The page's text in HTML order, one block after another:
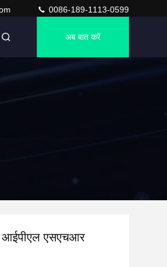
0086-189-1113-0599
अब बात करें
आईपीएल एसएचआर